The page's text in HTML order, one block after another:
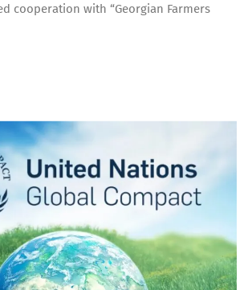
cooperation with “Georgian Farmers